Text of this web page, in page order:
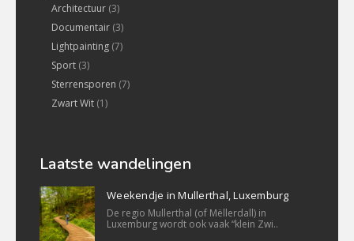
Architectuur (3)
Documentair (3)
Lightpainting (7)
Sport (3)
Sterrensporen (7)
Zwart Wit (1)
Laatste wandelingen
Weekendje in Mullerthal, Luxemburg
De regio Mullerthal (of Mëllerdall) in
Luxemburg wordt ook vaak “klein Zwi..